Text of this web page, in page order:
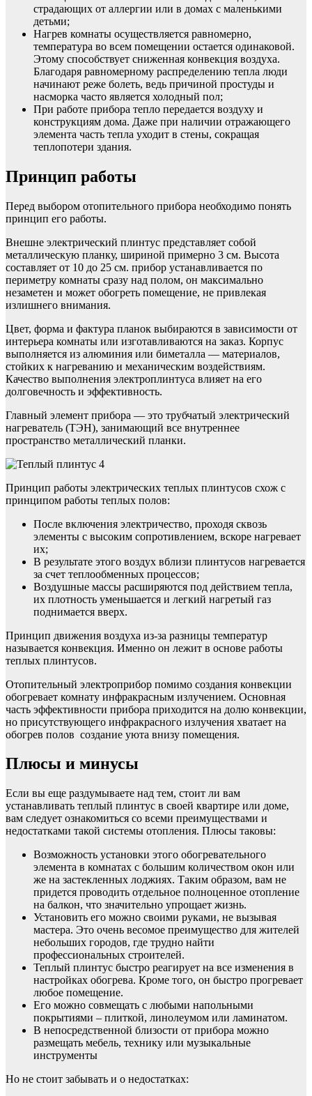
страдающих от аллергии или в домах с маленькими
детьми;
Нагрев комнаты осуществляется равномерно,
температура во всем помещении остается одинаковой.
Этому способствует сниженная конвекция воздуха.
Благодаря равномерному распределению тепла люди
начинают реже болеть, ведь причиной простуды и
насморка часто является холодный пол;
При работе прибора тепло передается воздуху и
конструкциям дома. Даже при наличии отражающего
элемента часть тепла уходит в стены, сокращая
теплопотери здания.
Принцип работы
Перед выбором отопительного прибора необходимо понять
принцип его работы.
Внешне электрический плинтус представляет собой
металлическую планку, шириной примерно 3 см. Высота
составляет от 10 до 25 см. прибор устанавливается по
периметру комнаты сразу над полом, он максимально
незаметен и может обогреть помещение, не привлекая
излишнего внимания.
Цвет, форма и фактура планок выбираются в зависимости от
интерьера комнаты или изготавливаются на заказ. Корпус
выполняется из алюминия или биметалла — материалов,
стойких к нагреванию и механическим воздействиям.
Качество выполнения электроплинтуса влияет на его
долговечность и эффективность.
Главный элемент прибора — это трубчатый электрический
нагреватель (ТЭН), занимающий все внутреннее
пространство металлический планки.
Принцип работы электрических теплых плинтусов схож с
принципом работы теплых полов:
После включения электричество, проходя сквозь
элементы с высоким сопротивлением, вскоре нагревает
их;
В результате этого воздух вблизи плинтусов нагревается
за счет теплообменных процессов;
Воздушные массы расширяются под действием тепла,
их плотность уменьшается и легкий нагретый газ
поднимается вверх.
Принцип движения воздуха из-за разницы температур
называется конвекция. Именно он лежит в основе работы
теплых плинтусов.
Отопительный электроприбор помимо создания конвекции
обогревает комнату инфракрасным излучением. Основная
часть эффективности прибора приходится на долю конвекции,
но присутствующего инфракрасного излучения хватает на
обогрев полов создание уюта внизу помещения.
Плюсы и минусы
Если вы еще раздумываете над тем, стоит ли вам
устанавливать теплый плинтус в своей квартире или доме,
вам следует ознакомиться со всеми преимуществами и
недостатками такой системы отопления. Плюсы таковы:
Возможность установки этого обогревательного
элемента в комнатах с большим количеством окон или
же на застекленных лоджиях. Таким образом, вам не
придется проводить отдельное полноценное отопление
на балкон, что значительно упрощает жизнь.
Установить его можно своими руками, не вызывая
мастера. Это очень весомое преимущество для жителей
небольших городов, где трудно найти
профессиональных строителей.
Теплый плинтус быстро реагирует на все изменения в
настройках обогрева. Кроме того, он быстро прогревает
любое помещение.
Его можно совмещать с любыми напольными
покрытиями – плиткой, линолеумом или ламинатом.
В непосредственной близости от прибора можно
размещать мебель, технику или музыкальные
инструменты
Но не стоит забывать и о недостатках: